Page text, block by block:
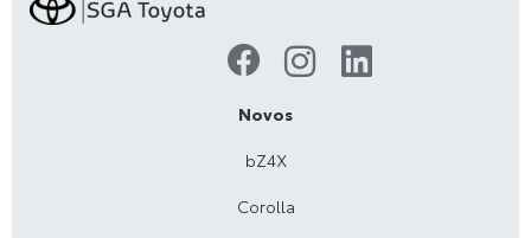
Novos
bZ4X
Corolla